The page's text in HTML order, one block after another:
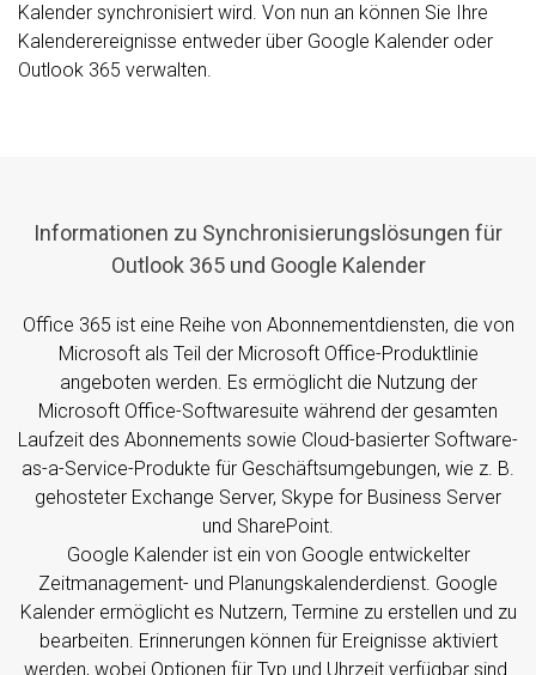
Kalender synchronisiert wird. Von nun an können Sie Ihre
Kalenderereignisse entweder über Google Kalender oder
Outlook 365 verwalten.
Informationen zu Synchronisierungslösungen für
Outlook 365 und Google Kalender
Office 365 ist eine Reihe von Abonnementdiensten, die von
Microsoft als Teil der Microsoft Office-Produktlinie
angeboten werden. Es ermöglicht die Nutzung der
Microsoft Office-Softwaresuite während der gesamten
Laufzeit des Abonnements sowie Cloud-basierter Software-
as-a-Service-Produkte für Geschäftsumgebungen, wie z. B.
gehosteter Exchange Server, Skype for Business Server
und SharePoint.
Google Kalender ist ein von Google entwickelter
Zeitmanagement- und Planungskalenderdienst. Google
Kalender ermöglicht es Nutzern, Termine zu erstellen und zu
bearbeiten. Erinnerungen können für Ereignisse aktiviert
werden, wobei Optionen für Typ und Uhrzeit verfügbar sind.